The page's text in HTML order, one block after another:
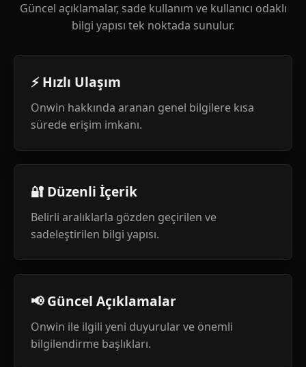
Güncel açıklamalar, sade kullanım ve kullanıcı odaklı
bilgi yapısı tek noktada sunulur.
⚡ Hızlı Ulaşım
Onwin hakkında aranan genel bilgilere kısa
sürede erişim imkanı.
🔐 Düzenli İçerik
Belirli aralıklarla gözden geçirilen ve
sadeleştirilen bilgi yapısı.
📢 Güncel Açıklamalar
Onwin ile ilgili yeni duyurular ve önemli
bilgilendirme başlıkları.